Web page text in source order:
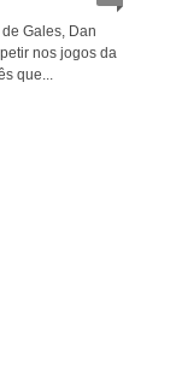
Gales, Dan
nos jogos da
que...